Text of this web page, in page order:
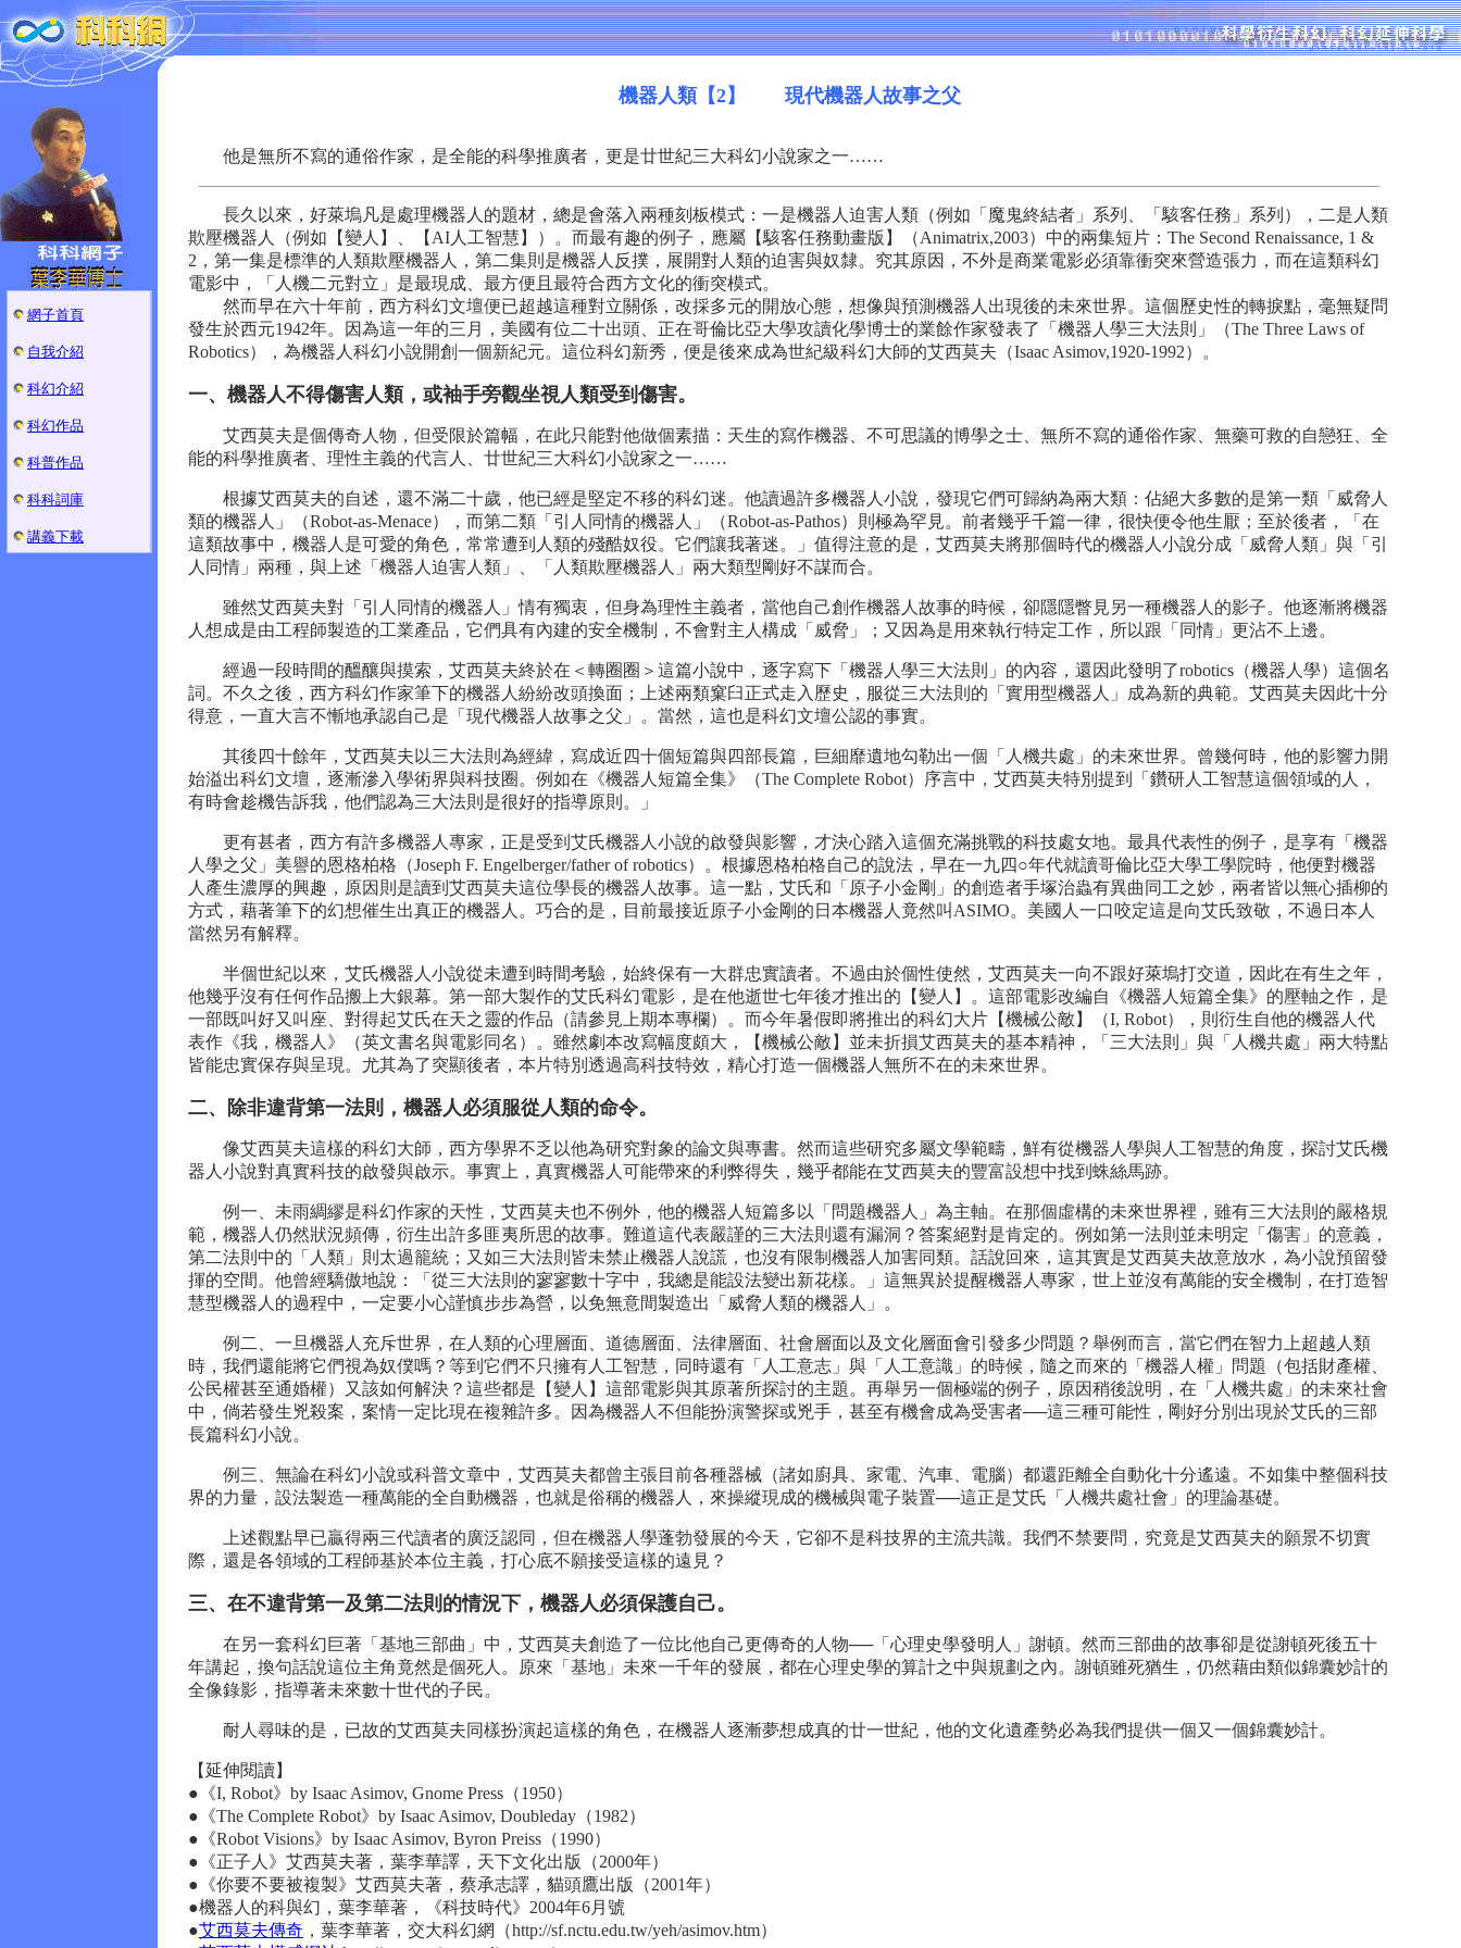
網子首頁
自我介紹
科幻介紹
科幻作品
科普作品
科科詞庫
講義下載
機器人類【2】 現代機器人故事之父
他是無所不寫的通俗作家，是全能的科學推廣者，更是廿世紀三大科幻小說家之一……
長久以來，好萊塢凡是處理機器人的題材，總是會落入兩種刻板模式：一是機器人迫害人類（例如「魔鬼終結者」系列、「駭客任務」系列），二是人類
欺壓機器人（例如【變人】、【AI人工智慧】）。而最有趣的例子，應屬【駭客任務動畫版】（Animatrix,2003）中的兩集短片：The Second Renaissance, 1 &
2，第一集是標準的人類欺壓機器人，第二集則是機器人反撲，展開對人類的迫害與奴隸。究其原因，不外是商業電影必須靠衝突來營造張力，而在這類科幻
電影中，「人機二元對立」是最現成、最方便且最符合西方文化的衝突模式。
然而早在六十年前，西方科幻文壇便已超越這種對立關係，改採多元的開放心態，想像與預測機器人出現後的未來世界。這個歷史性的轉捩點，毫無疑問
發生於西元1942年。因為這一年的三月，美國有位二十出頭、正在哥倫比亞大學攻讀化學博士的業餘作家發表了「機器人學三大法則」（The Three Laws of
Robotics），為機器人科幻小說開創一個新紀元。這位科幻新秀，便是後來成為世紀級科幻大師的艾西莫夫（Isaac Asimov,1920-1992）。
一、機器人不得傷害人類，或袖手旁觀坐視人類受到傷害。
艾西莫夫是個傳奇人物，但受限於篇幅，在此只能對他做個素描：天生的寫作機器、不可思議的博學之士、無所不寫的通俗作家、無藥可救的自戀狂、全
能的科學推廣者、理性主義的代言人、廿世紀三大科幻小說家之一……
根據艾西莫夫的自述，還不滿二十歲，他已經是堅定不移的科幻迷。他讀過許多機器人小說，發現它們可歸納為兩大類：佔絕大多數的是第一類「威脅人
類的機器人」（Robot-as-Menace），而第二類「引人同情的機器人」（Robot-as-Pathos）則極為罕見。前者幾乎千篇一律，很快便令他生厭；至於後者，「在
這類故事中，機器人是可愛的角色，常常遭到人類的殘酷奴役。它們讓我著迷。」值得注意的是，艾西莫夫將那個時代的機器人小說分成「威脅人類」與「引
人同情」兩種，與上述「機器人迫害人類」、「人類欺壓機器人」兩大類型剛好不謀而合。
雖然艾西莫夫對「引人同情的機器人」情有獨衷，但身為理性主義者，當他自己創作機器人故事的時候，卻隱隱瞥見另一種機器人的影子。他逐漸將機器
人想成是由工程師製造的工業產品，它們具有內建的安全機制，不會對主人構成「威脅」；又因為是用來執行特定工作，所以跟「同情」更沾不上邊。
經過一段時間的醞釀與摸索，艾西莫夫終於在＜轉圈圈＞這篇小說中，逐字寫下「機器人學三大法則」的內容，還因此發明了robotics（機器人學）這個名
詞。不久之後，西方科幻作家筆下的機器人紛紛改頭換面；上述兩類窠臼正式走入歷史，服從三大法則的「實用型機器人」成為新的典範。艾西莫夫因此十分
得意，一直大言不慚地承認自己是「現代機器人故事之父」。當然，這也是科幻文壇公認的事實。
其後四十餘年，艾西莫夫以三大法則為經緯，寫成近四十個短篇與四部長篇，巨細靡遺地勾勒出一個「人機共處」的未來世界。曾幾何時，他的影響力開
始溢出科幻文壇，逐漸滲入學術界與科技圈。例如在《機器人短篇全集》（The Complete Robot）序言中，艾西莫夫特別提到「鑽研人工智慧這個領域的人，
有時會趁機告訴我，他們認為三大法則是很好的指導原則。」
更有甚者，西方有許多機器人專家，正是受到艾氏機器人小說的啟發與影響，才決心踏入這個充滿挑戰的科技處女地。最具代表性的例子，是享有「機器
人學之父」美譽的恩格柏格（Joseph F. Engelberger/father of robotics）。根據恩格柏格自己的說法，早在一九四○年代就讀哥倫比亞大學工學院時，他便對機器
人產生濃厚的興趣，原因則是讀到艾西莫夫這位學長的機器人故事。這一點，艾氏和「原子小金剛」的創造者手塚治蟲有異曲同工之妙，兩者皆以無心插柳的
方式，藉著筆下的幻想催生出真正的機器人。巧合的是，目前最接近原子小金剛的日本機器人竟然叫ASIMO。美國人一口咬定這是向艾氏致敬，不過日本人
當然另有解釋。
半個世紀以來，艾氏機器人小說從未遭到時間考驗，始終保有一大群忠實讀者。不過由於個性使然，艾西莫夫一向不跟好萊塢打交道，因此在有生之年，
他幾乎沒有任何作品搬上大銀幕。第一部大製作的艾氏科幻電影，是在他逝世七年後才推出的【變人】。這部電影改編自《機器人短篇全集》的壓軸之作，是
一部既叫好又叫座、對得起艾氏在天之靈的作品（請參見上期本專欄）。而今年暑假即將推出的科幻大片【機械公敵】（I, Robot），則衍生自他的機器人代
表作《我，機器人》（英文書名與電影同名）。雖然劇本改寫幅度頗大，【機械公敵】並未折損艾西莫夫的基本精神，「三大法則」與「人機共處」兩大特點
皆能忠實保存與呈現。尤其為了突顯後者，本片特別透過高科技特效，精心打造一個機器人無所不在的未來世界。
二、除非違背第一法則，機器人必須服從人類的命令。
像艾西莫夫這樣的科幻大師，西方學界不乏以他為研究對象的論文與專書。然而這些研究多屬文學範疇，鮮有從機器人學與人工智慧的角度，探討艾氏機
器人小說對真實科技的啟發與啟示。事實上，真實機器人可能帶來的利弊得失，幾乎都能在艾西莫夫的豐富設想中找到蛛絲馬跡。
例一、未雨綢繆是科幻作家的天性，艾西莫夫也不例外，他的機器人短篇多以「問題機器人」為主軸。在那個虛構的未來世界裡，雖有三大法則的嚴格規
範，機器人仍然狀況頻傳，衍生出許多匪夷所思的故事。難道這代表嚴謹的三大法則還有漏洞？答案絕對是肯定的。例如第一法則並未明定「傷害」的意義，
第二法則中的「人類」則太過籠統；又如三大法則皆未禁止機器人說謊，也沒有限制機器人加害同類。話說回來，這其實是艾西莫夫故意放水，為小說預留發
揮的空間。他曾經驕傲地說：「從三大法則的寥寥數十字中，我總是能設法變出新花樣。」這無異於提醒機器人專家，世上並沒有萬能的安全機制，在打造智
慧型機器人的過程中，一定要小心謹慎步步為營，以免無意間製造出「威脅人類的機器人」。
例二、一旦機器人充斥世界，在人類的心理層面、道德層面、法律層面、社會層面以及文化層面會引發多少問題？舉例而言，當它們在智力上超越人類
時，我們還能將它們視為奴僕嗎？等到它們不只擁有人工智慧，同時還有「人工意志」與「人工意識」的時候，隨之而來的「機器人權」問題（包括財產權、
公民權甚至通婚權）又該如何解決？這些都是【變人】這部電影與其原著所探討的主題。再舉另一個極端的例子，原因稍後說明，在「人機共處」的未來社會
中，倘若發生兇殺案，案情一定比現在複雜許多。因為機器人不但能扮演警探或兇手，甚至有機會成為受害者──這三種可能性，剛好分別出現於艾氏的三部
長篇科幻小說。
例三、無論在科幻小說或科普文章中，艾西莫夫都曾主張目前各種器械（諸如廚具、家電、汽車、電腦）都還距離全自動化十分遙遠。不如集中整個科技
界的力量，設法製造一種萬能的全自動機器，也就是俗稱的機器人，來操縱現成的機械與電子裝置──這正是艾氏「人機共處社會」的理論基礎。
上述觀點早已贏得兩三代讀者的廣泛認同，但在機器人學蓬勃發展的今天，它卻不是科技界的主流共識。我們不禁要問，究竟是艾西莫夫的願景不切實
際，還是各領域的工程師基於本位主義，打心底不願接受這樣的遠見？
三、在不違背第一及第二法則的情況下，機器人必須保護自己。
在另一套科幻巨著「基地三部曲」中，艾西莫夫創造了一位比他自己更傳奇的人物──「心理史學發明人」謝頓。然而三部曲的故事卻是從謝頓死後五十
年講起，換句話說這位主角竟然是個死人。原來「基地」未來一千年的發展，都在心理史學的算計之中與規劃之內。謝頓雖死猶生，仍然藉由類似錦囊妙計的
全像錄影，指導著未來數十世代的子民。
耐人尋味的是，已故的艾西莫夫同樣扮演起這樣的角色，在機器人逐漸夢想成真的廿一世紀，他的文化遺產勢必為我們提供一個又一個錦囊妙計。
【延伸閱讀】
●《I, Robot》by Isaac Asimov, Gnome Press（1950）
●《The Complete Robot》by Isaac Asimov, Doubleday（1982）
●《Robot Visions》by Isaac Asimov, Byron Preiss（1990）
●《正子人》艾西莫夫著，葉李華譯，天下文化出版（2000年）
●《你要不要被複製》艾西莫夫著，蔡承志譯，貓頭鷹出版（2001年）
●機器人的科與幻，葉李華著，《科技時代》2004年6月號
●艾西莫夫傳奇 ，葉李華著，交大科幻網（http://sf.nctu.edu.tw/yeh/asimov.htm）